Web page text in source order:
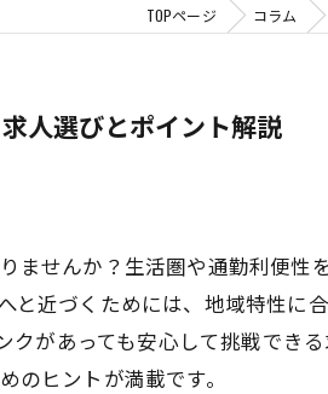
TOPページ コラム
人選びとポイント解説
ませんか？生活圏や通勤利便
近づくためには、地域特性に
があっても安心して挑戦でき
ヒントが満載です。